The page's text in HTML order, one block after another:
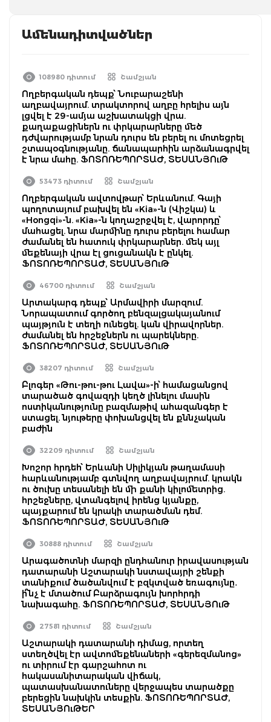
Ամենադիտվածներ
108980 դիտում Շամշյան
Ողբերգական դեպք՝ Նուբարաշենի
աղբավայրում. տրակտորով աղբը հրելիս այն
լցվել է 29-ամյա աշխատակցի վրա.
քաղաքացիներն ու փրկարարները մեծ
դժվարությամբ նրան դուրս են բերել ու մոտեցրել
շտապօգնությանը. ճանապարհին արձանագրվել
է նրա մահը. ՖՈՏՈՌԵՊՈՐՏԱԺ, ՏԵՍԱՆՅՈւԹ
53473 դիտում Շամշյան
Ողբերգական ավտովթար՝ Երևանում. Գայի
պողոտայում բախվել են «Kia»-ն (Վիշկա) և
«Hongqi»-ն. «Kia»-ն կողաշրջվել է, վարորդը՝
մահացել. նրա մարմինը դուրս բերելու համար
ժամանել են հատուկ փրկարարներ. մեկ այլ
մեքենայի վրա էլ ցուցանակն է ընկել.
ՖՈՏՈՌԵՊՈՐՏԱԺ, ՏԵՍԱՆՅՈւԹ
46700 դիտում Շամշյան
Արտակարգ դեպք՝ Արմավիրի մարզում.
Նորապատում գործող բենզալցակայանում
պայթյուն է տեղի ունեցել. կան վիրավորներ.
ժամանել են հրշեջներն ու պարեկները.
ՖՈՏՈՌԵՊՈՐՏԱԺ, ՏԵՍԱՆՅՈւԹ
38207 դիտում Շամշյան
Բլոգեր «Թու-թու-թու Լավա»-ի՝ համացանցով
տարածած գովազդի կեղծ լինելու մասին
ոստիկանությունը բազմաթիվ ահազանգեր է
ստացել. նյութերը փոխանցվել են քննչական
բաժին
32209 դիտում Շամշյան
Խոշոր հրդեհ՝ Երևանի Սիլիկյան թաղամասի
հարևանությամբ գտնվող աղբավայրում. կրակն
ու ծուխը տեսանելի են մի քանի կիլոմետրից.
հրշեջները, վտանգելով իրենց կյանքը,
պայքարում են կրակի տարածման դեմ.
ՖՈՏՈՌԵՊՈՐՏԱԺ, ՏԵՍԱՆՅՈւԹ
30888 դիտում Շամշյան
Արագածոտնի մարզի ընդհանուր իրավասության
դատարանի Աշտարակի նստավայրի շենքի
տանիքում ծածանվում է բզկտված եռագույնը․
ի՞նչ է մտածում Բարձրագույն խորհրդի
նախագահը. ՖՈՏՈՌԵՊՈՐՏԱԺ, ՏԵՍԱՆՅՈւԹ
27581 դիտում Շամշյան
Աշտարակի դատարանի դիմաց, որտեղ
ստեղծվել էր ավտոմեքենաների «գերեզմանոց»
ու տիրում էր գարշահոտ ու
հակասանիտարական վիճակ,
պատասխանատուները վերջապես տարածքը
բերեցին նախկին տեսքին. ՖՈՏՈՌԵՊՈՐՏԱԺ,
ՏԵՍԱՆՅՈւԹԵՐ